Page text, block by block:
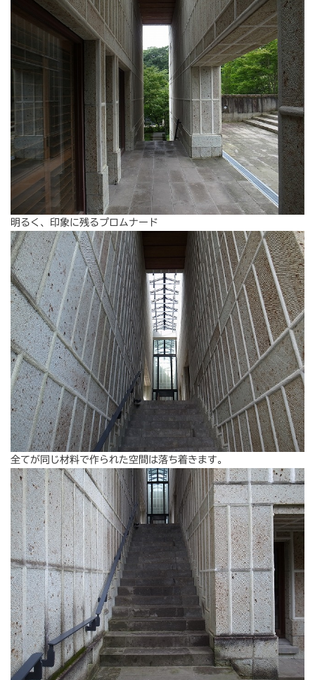
明るく、印象に残るプロムナード
全てが同じ材料で作られた空間は落ち着きます。